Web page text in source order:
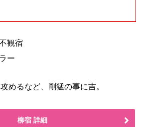
観宿
ー
めるなど、剛猛の事に吉。
柳宿 詳細